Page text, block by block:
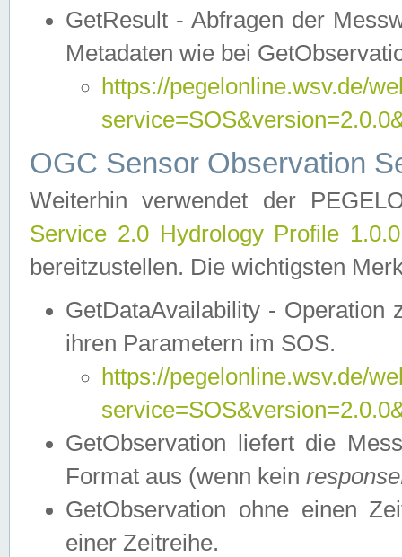
GetResult - Abfragen der
Metadaten wie bei
https://pegelonline.wsv.de/
OGC Sensor Observation
Weiterhin verwendet der
Service 2.0 Hydrology Profile
bereitzustellen. Die wichtigsten
GetDataAvailability - Operation
ihren Parametern im SOS.
https://pegelonline.wsv.de/
GetObservation liefert die
Format aus (wenn kein
GetObservation ohne einen
einer Zeitreihe.